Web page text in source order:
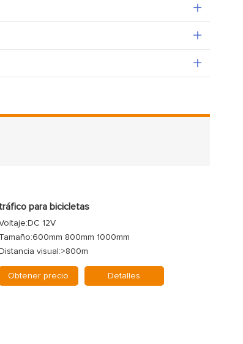
tráfico para bicicletas
12V
Tamaño:600mm 800mm 1000mm
visual:>800m
Obtener precio Detalles